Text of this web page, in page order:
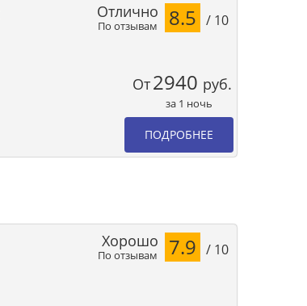
По отзывам
Отлично 8.5 / 10
От2940 руб.
за 1 ночь
ПОДРОБНЕЕ
По отзывам
Хорошо 7.9 / 10